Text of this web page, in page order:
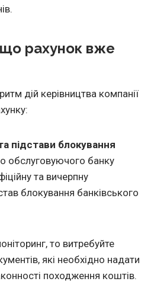
рахунок вже
дій керівництва компанії
підстави блокування
обслуговуючого банку
та вичерпну
блокування банківського
то витребуйте
які необхідно надати
походження коштів.